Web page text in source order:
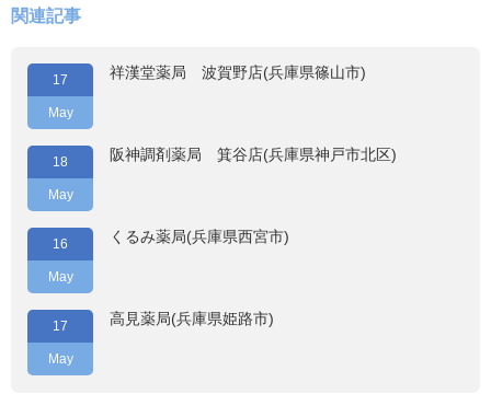
関連記事
17
May
祥漢堂薬局 波賀野店(兵庫県篠山市)
18
May
阪神調剤薬局 箕谷店(兵庫県神戸市北区)
16
May
くるみ薬局(兵庫県西宮市)
17
May
高見薬局(兵庫県姫路市)